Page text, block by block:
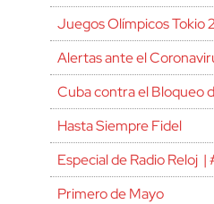
Juegos Olímpicos Tokio
Alertas ante el
Cuba contra el Bloqueo
Hasta Siempre Fidel
Especial de Radio Reloj
Primero de Mayo